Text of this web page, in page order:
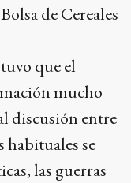
de Cereales
que el
mucho
discusión entre
habituales se
las guerras